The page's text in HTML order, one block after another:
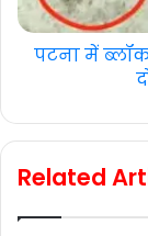
पटना में
Related